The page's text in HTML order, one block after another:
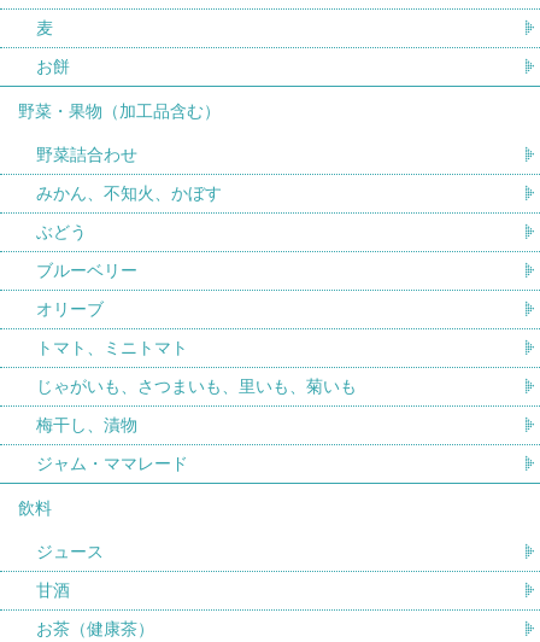
麦
お餅
野菜・果物（加工品含む）
野菜詰合わせ
みかん、不知火、かぼす
ぶどう
ブルーベリー
オリーブ
トマト、ミニトマト
じゃがいも、さつまいも、里いも、菊いも
梅干し、漬物
ジャム・ママレード
飲料
ジュース
甘酒
お茶（健康茶）